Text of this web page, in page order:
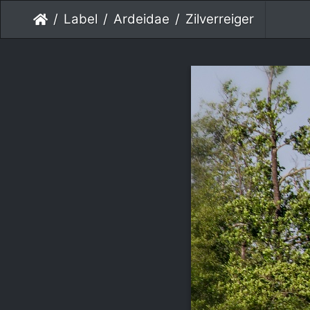
Label Ardeidae Zilverreiger